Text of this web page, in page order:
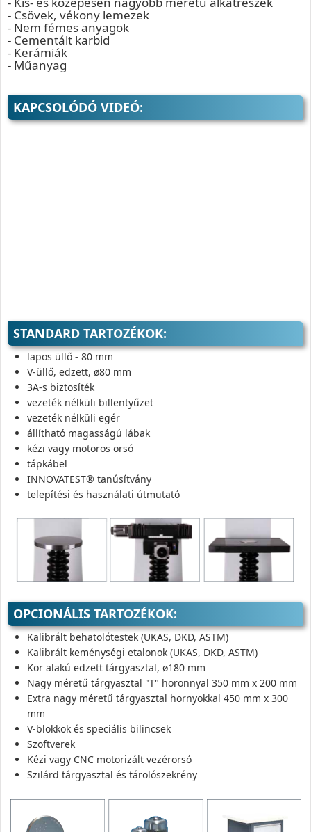
- Csövek, vékony lemezek
- Nem fémes anyagok
- Cementált karbid
- Kerámiák
- Műanyag
KAPCSOLÓDÓ VIDEÓ:
STANDARD TARTOZÉKOK:
lapos üllő - 80 mm
V-üllő, edzett, ø80 mm
3A-s biztosíték
vezeték nélküli billentyűzet
vezeték nélküli egér
állítható magasságú lábak
kézi vagy motoros orsó
tápkábel
INNOVATEST® tanúsítvány
telepítési és használati útmutató
OPCIONÁLIS TARTOZÉKOK:
Kalibrált behatolótestek (UKAS, DKD, ASTM)
Kalibrált keménységi etalonok (UKAS, DKD, ASTM)
Kör alakú edzett tárgyasztal, ø180 mm
Nagy méretű tárgyasztal "T" horonnyal 350 mm x 200 mm
Extra nagy méretű tárgyasztal hornyokkal 450 mm x 300
mm
V-blokkok és speciális bilincsek
Szoftverek
Kézi vagy CNC motorizált vezérorsó
Szilárd tárgyasztal és tárolószekrény